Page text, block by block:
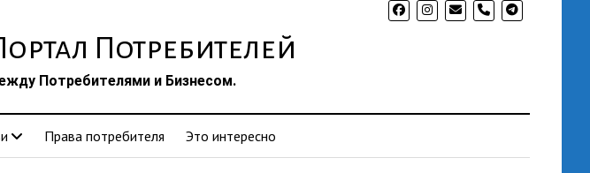
phone
Потребителей
Потребителями и Бизнесом.
Права потребителя Это интересно